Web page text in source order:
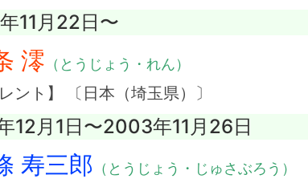
11月22日〜
澪 （とうじょう・れん）
レント】 〔日本（埼玉県）〕
12月1日〜2003年11月26日
寿三郎 （とうじょう・じゅさぶろう）